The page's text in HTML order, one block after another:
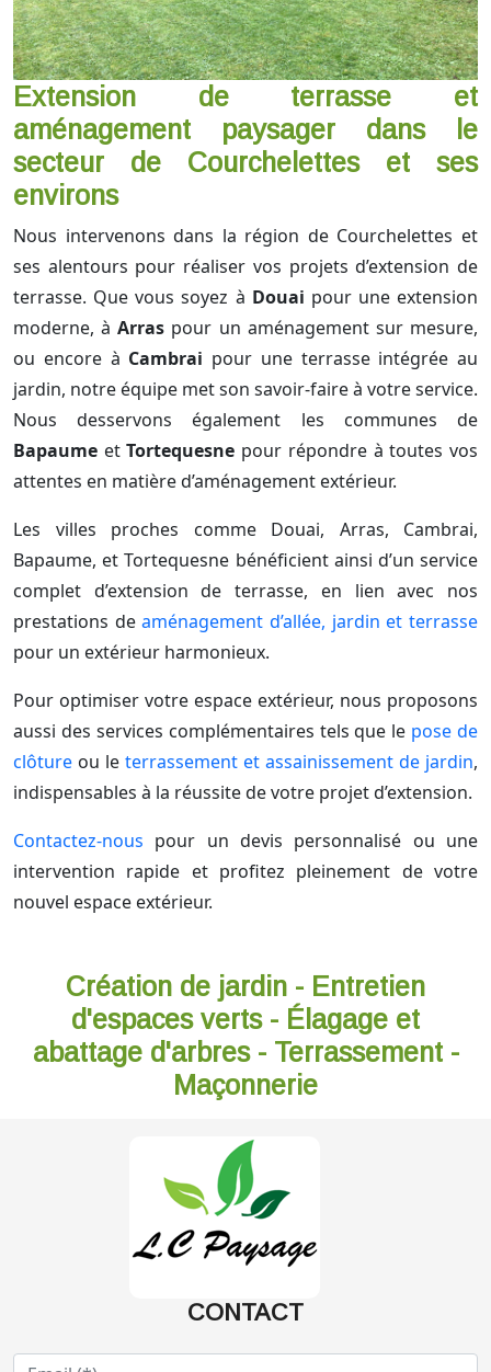
Extension de terrasse et
aménagement paysager dans le
secteur de Courchelettes et ses
environs
Nous intervenons dans la région de Courchelettes et
ses alentours pour réaliser vos projets d’extension de
terrasse. Que vous soyez à Douai pour une extension
moderne, àArras pour un aménagement sur mesure,
ou encore à Cambrai pour une terrasse intégrée au
jardin, notre équipe met son savoir-faire à votre service.
Nous desservons également les communes de
Bapaume etTortequesne pour répondre à toutes vos
attentes en matière d’aménagement extérieur.
Les villes proches comme Douai, Arras, Cambrai,
Bapaume, et Tortequesne bénéficient ainsi d’un service
complet d’extension de terrasse, en lien avec nos
prestations deaménagement d’allée, jardin et terrasse
pour un extérieur harmonieux.
Pour optimiser votre espace extérieur, nous proposons
aussi des services complémentaires tels que le pose de
clôture ou le terrassement et assainissement de jardin,
indispensables à la réussite de votre projet d’extension.
Contactez-nous pour un devis personnalisé ou une
intervention rapide et profitez pleinement de votre
nouvel espace extérieur.
Création de jardin - Entretien
d'espaces verts - Élagage et
abattage d'arbres - Terrassement -
Maçonnerie
CONTACT